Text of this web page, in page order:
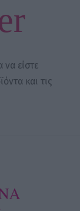
είστε
και τις